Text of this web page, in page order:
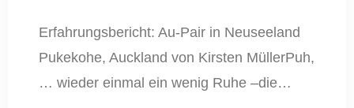
Erfahrungsbericht: Au-Pair in Neuseeland
Pukekohe, Auckland von Kirsten MüllerPuh,
… wieder einmal ein wenig Ruhe –die…